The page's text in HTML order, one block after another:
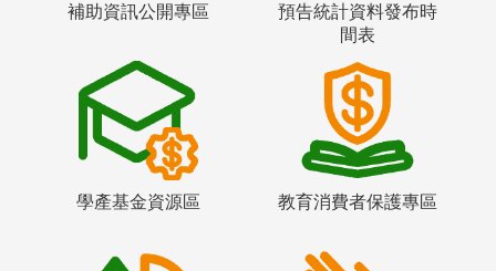
補助資訊公開專區
預告統計資料發布時
間表
學產基金資源區 教育消費者保護專區